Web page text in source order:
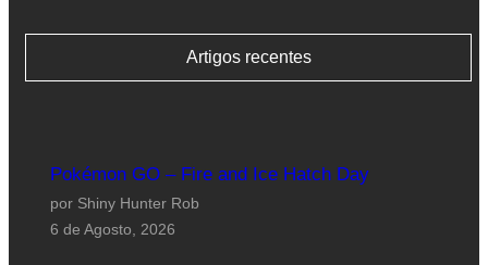
Artigos recentes
Pokémon GO – Fire and Ice Hatch Day
por Shiny Hunter Rob
6 de Agosto, 2026